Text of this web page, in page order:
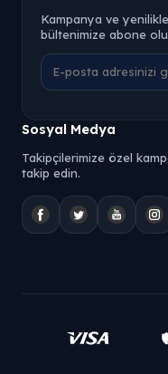
Kampanya ve
bültenimize abone
Sosyal Medya
Takipçilerimize özel
takip edin.